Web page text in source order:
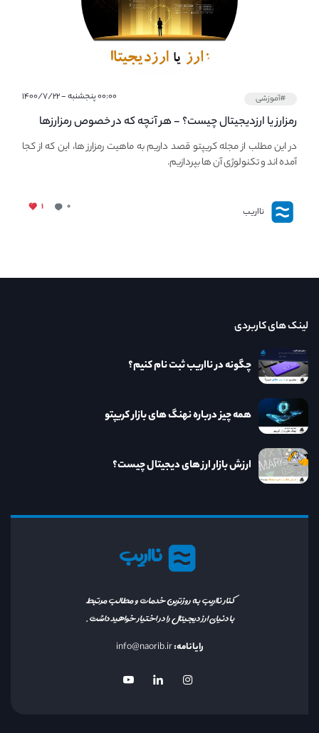
#آموزشی ۰۰:۰۰ پنجشنبه - ۱۴۰۰/۷/۲۲
رمزارز یا ارزدیجیتال چیست؟ - هر آنچه که در خصوص رمزارزها
باید بدانیم!
در این مطلب از مجله کریپتو قصد داریم به ماهیت رمزارز ها، این که از کجا
آمده اند و تکنولوژی آن ها بپردازیم.
نااریب ۰ ۱
نااریب
کنار نااریب به روزترین خدمات و مطالب مرتبط
با دنیای ارز دیجیتال را در اختیار خواهید داشت.
رایانامه:info@naorib.ir
لینک های کاربردی
چگونه در نااریب ثبت نام کنیم؟
همه چیز درباره نهنگ های بازار کریپتو
ارزش بازار ارز های دیجیتال چیست؟